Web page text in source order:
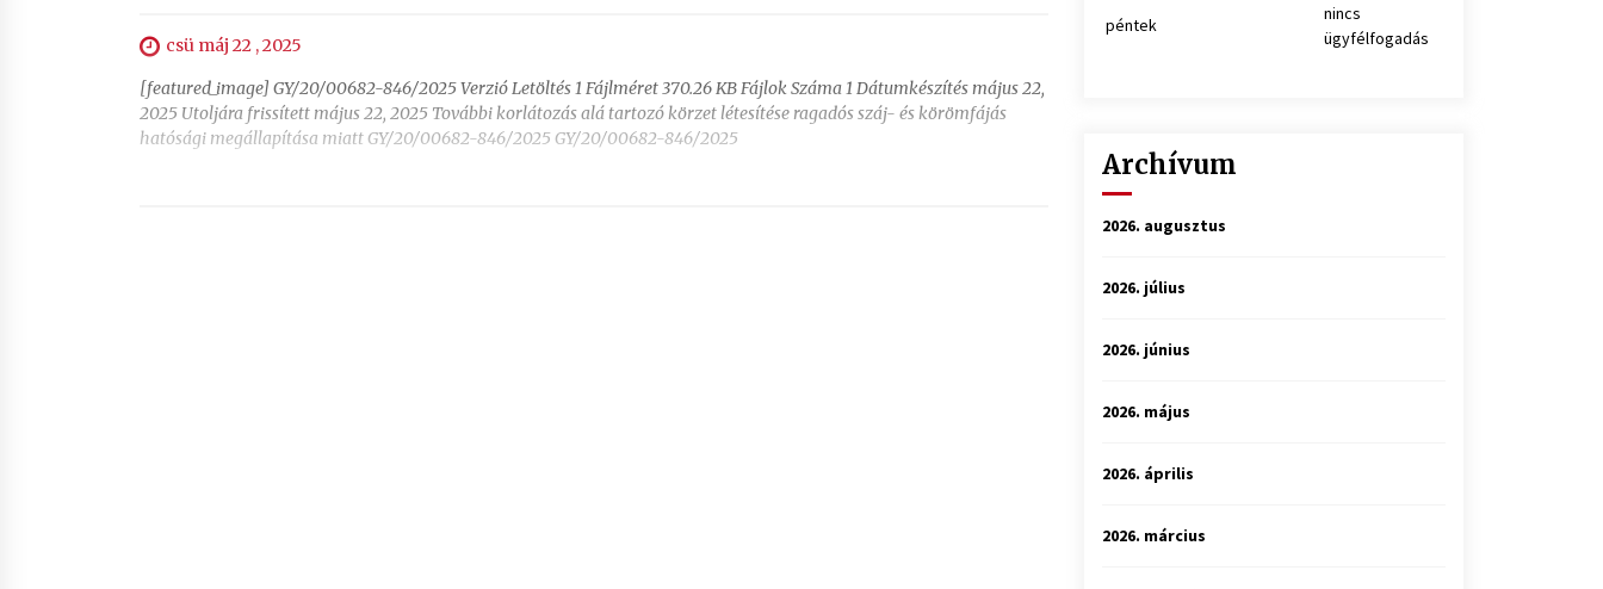
csü máj 22 , 2025
[featured_image] GY/20/00682-846/2025 Verzió Letöltés 1 Fájlméret 370.26 KB Fájlok Száma 1 Dátumkészítés május 22,
2025 Utoljára frissített május 22, 2025 További korlátozás alá tartozó körzet létesítése ragadós száj- és körömfájás
hatósági megállapítása miatt GY/20/00682-846/2025 GY/20/00682-846/2025
péntek
nincs
ügyfélfogadás
Archívum
2026. augusztus
2026. július
2026. június
2026. május
2026. április
2026. március